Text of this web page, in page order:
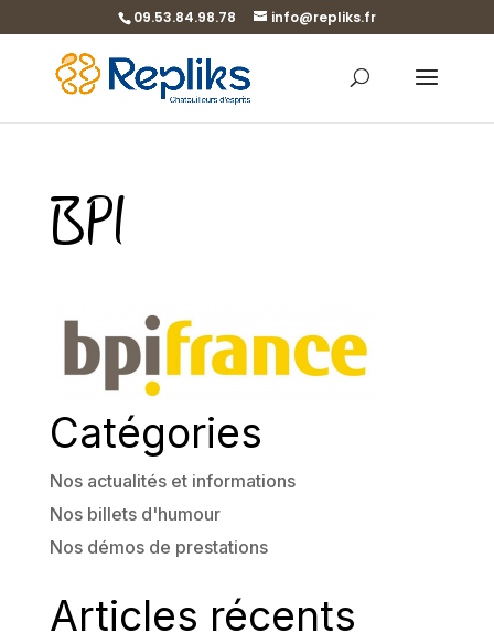
09.53.84.98.78 info@repliks.fr
BPI
Catégories
Nos actualités et informations
Nos billets d'humour
Nos démos de prestations
Articles récents